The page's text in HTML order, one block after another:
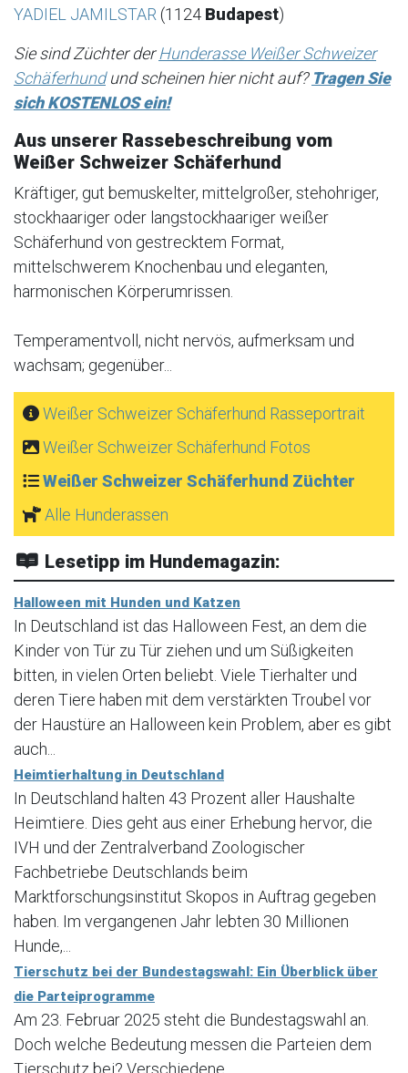
YADIEL JAMILSTAR (1124 Budapest)
Sie sind Züchter derHunderasse Weißer Schweizer
Schäferhundund scheinen hier nicht auf? Tragen Sie
sich KOSTENLOS ein!
Aus unserer Rassebeschreibung vom
Weißer Schweizer Schäferhund
Kräftiger, gut bemuskelter, mittelgroßer, stehohriger,
stockhaariger oder langstockhaariger weißer
Schäferhund von gestrecktem Format,
mittelschwerem Knochenbau und eleganten,
harmonischen Körperumrissen.
Temperamentvoll, nicht nervös, aufmerksam und
wachsam; gegenüber...
Weißer Schweizer Schäferhund Rasseportrait
Weißer Schweizer Schäferhund Fotos
Weißer Schweizer Schäferhund Züchter
Alle Hunderassen
Lesetipp im Hundemagazin:
Halloween mit Hunden und Katzen
In Deutschland ist das Halloween Fest, an dem die
Kinder von Tür zu Tür ziehen und um Süßigkeiten
bitten, in vielen Orten beliebt. Viele Tierhalter und
deren Tiere haben mit dem verstärkten Troubel vor
der Haustüre an Halloween kein Problem, aber es gibt
auch...
Heimtierhaltung in Deutschland
In Deutschland halten 43 Prozent aller Haushalte
Heimtiere. Dies geht aus einer Erhebung hervor, die
IVH und der Zentralverband Zoologischer
Fachbetriebe Deutschlands beim
Marktforschungsinstitut Skopos in Auftrag gegeben
haben. Im vergangenen Jahr lebten 30 Millionen
Hunde,...
Tierschutz bei der Bundestagswahl: Ein Überblick über
die Parteiprogramme
Am 23. Februar 2025 steht die Bundestagswahl an.
Doch welche Bedeutung messen die Parteien dem
Tierschutz bei? Verschiedene